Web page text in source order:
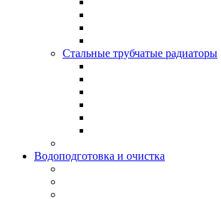
Стальные трубчатые радиаторы
Водоподготовка и очистка